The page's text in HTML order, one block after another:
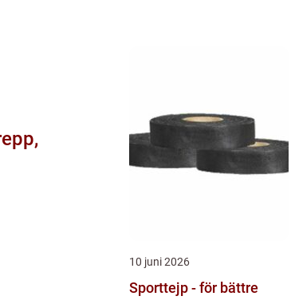
10 juni 2026
Sporttejp - för bättre